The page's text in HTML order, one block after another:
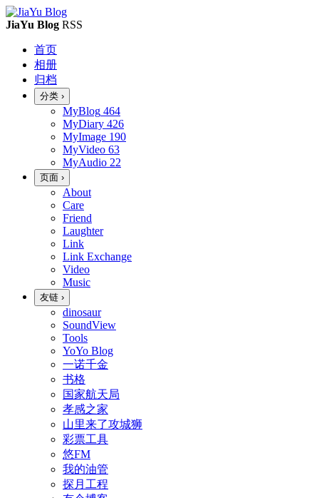
JiaYu Blog RSS
首页
相册
归档
分类 ›
MyBlog 464
MyDiary 426
MyImage 190
MyVideo 63
MyAudio 22
页面 ›
About
Care
Friend
Laughter
Link
Link Exchange
Video
Music
友链 ›
dinosaur
SoundView
Tools
YoYo Blog
一诺千金
书格
国家航天局
孝感之家
山里来了攻城狮
彩票工具
悠FM
我的油管
探月工程